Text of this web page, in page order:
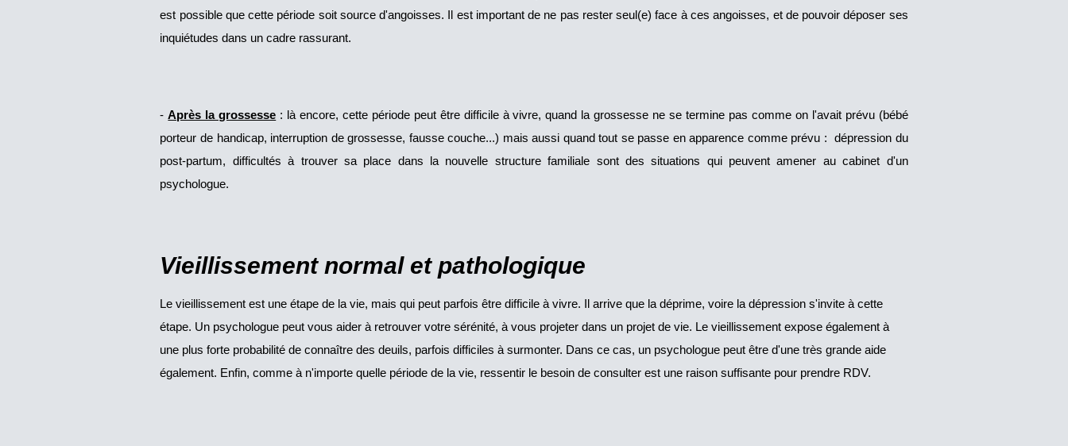
est possible que cette période soit source d'angoisses. Il est important de ne pas rester seul(e) face à ces angoisses, et de pouvoir déposer ses
inquiétudes dans un cadre rassurant.
-Après la grossesse : là encore, cette période peut être difficile à vivre, quand la grossesse ne se termine pas comme on l'avait prévu (bébé
porteur de handicap, interruption de grossesse, fausse couche...) mais aussi quand tout se passe en apparence comme prévu : dépression du
post-partum, difficultés à trouver sa place dans la nouvelle structure familiale sont des situations qui peuvent amener au cabinet d'un
psychologue.
Vieillissement normal et pathologique
Le vieillissement est une étape de la vie, mais qui peut parfois être difficile à vivre. Il arrive que la déprime, voire la dépression s'invite à cette
étape. Un psychologue peut vous aider à retrouver votre sérénité, à vous projeter dans un projet de vie. Le vieillissement expose également à
une plus forte probabilité de connaître des deuils, parfois difficiles à surmonter. Dans ce cas, un psychologue peut être d'une très grande aide
également. Enfin, comme à n'importe quelle période de la vie, ressentir le besoin de consulter est une raison suffisante pour prendre RDV.